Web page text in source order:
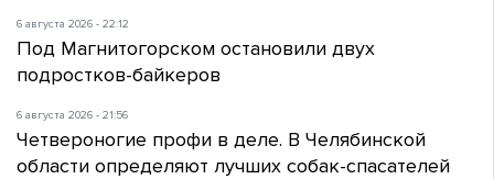
6 августа 2026 - 22:12
Под Магнитогорском остановили двух
подростков-байкеров
6 августа 2026 - 21:56
Четвероногие профи в деле. В Челябинской
области определяют лучших собак-спасателей